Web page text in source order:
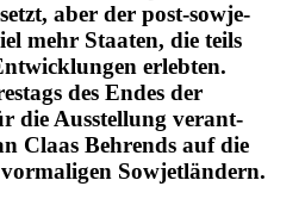
aber der post-sowje­
mehr Staaten, die teils
erlebten.
des Endes der
die Ausstellung verant­
Claas Behrends auf die
Sowjetländern.